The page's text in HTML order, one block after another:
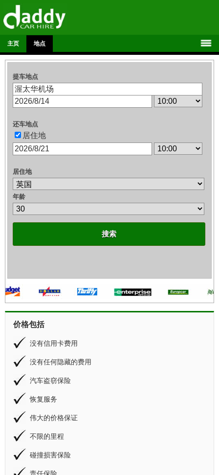
主页 地点
提车地点
还车地点
居住地
居住地
年龄
搜索
价格包括
没有信用卡费用
没有任何隐藏的费用
汽车盗窃保险
恢复服务
伟大的价格保证
不限的里程
碰撞损害保险